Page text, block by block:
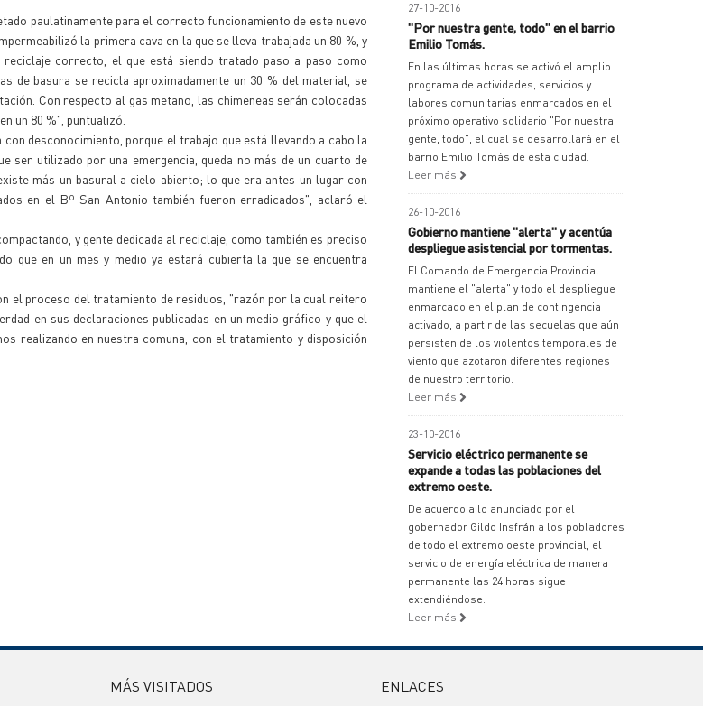
paulatinamente para el correcto funcionamiento de este nuevo
la primera cava en la que se lleva trabajada un 80 %, y
correcto, el que está siendo tratado paso a paso como
de basura se recicla aproximadamente un 30 % del material, se
Con respecto al gas metano, las chimeneas serán colocadas
un 80 %", puntualizó.
desconocimiento, porque el trabajo que está llevando a cabo la
ser utilizado por una emergencia, queda no más de un cuarto de
más un basural a cielo abierto; lo que era antes un lugar con
en el Bº San Antonio también fueron erradicados", aclaró el
y gente dedicada al reciclaje, como también es preciso
que en un mes y medio ya estará cubierta la que se encuentra
el proceso del tratamiento de residuos, "razón por la cual reitero
en sus declaraciones publicadas en un medio gráfico y que el
realizando en nuestra comuna, con el tratamiento y disposición
27-10-2016
"Por nuestra gente, todo" en el barrio
Emilio Tomás.
En las últimas horas se activó el amplio
programa de actividades, servicios y
labores comunitarias enmarcados en el
próximo operativo solidario "Por nuestra
gente, todo", el cual se desarrollará en el
barrio Emilio Tomás de esta ciudad.
Leer más
26-10-2016
Gobierno mantiene "alerta" y acentúa
despliegue asistencial por tormentas.
El Comando de Emergencia Provincial
mantiene el "alerta" y todo el despliegue
enmarcado en el plan de contingencia
activado, a partir de las secuelas que aún
persisten de los violentos temporales de
viento que azotaron diferentes regiones
de nuestro territorio.
Leer más
23-10-2016
Servicio eléctrico permanente se
expande a todas las poblaciones del
extremo oeste.
De acuerdo a lo anunciado por el
gobernador Gildo Insfrán a los pobladores
de todo el extremo oeste provincial, el
servicio de energía eléctrica de manera
permanente las 24 horas sigue
extendiéndose.
Leer más
MÁS VISITADOS ENLACES